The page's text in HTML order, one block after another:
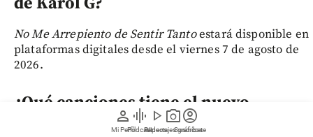
person
Mi Perfil
graphic_eq
Pódcast
play_arrow
Videos
photo_camera
Reportajes gráficos
account_circle
Suscríbete
No Me Arrepiento de Sentir Tantoestará disponible en
plataformas digitales desde el viernes 7 de agosto de
2026.
¿Qué canciones tiene el nuevo
álbum de Karol G?